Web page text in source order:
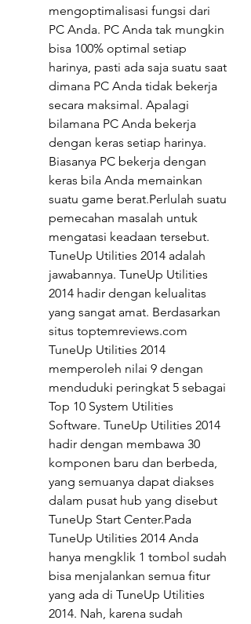
mengoptimalisasi fungsi dari
PC Anda. PC Anda tak mungkin
bisa 100% optimal setiap
harinya, pasti ada saja suatu saat
dimana PC Anda tidak bekerja
secara maksimal. Apalagi
bilamana PC Anda bekerja
dengan keras setiap harinya.
Biasanya PC bekerja dengan
keras bila Anda memainkan
suatu game berat.Perlulah suatu
pemecahan masalah untuk
mengatasi keadaan tersebut.
TuneUp Utilities 2014 adalah
jawabannya. TuneUp Utilities
2014 hadir dengan kelualitas
yang sangat amat. Berdasarkan
situs toptemreviews.com
TuneUp Utilities 2014
memperoleh nilai 9 dengan
menduduki peringkat 5 sebagai
Top 10 System Utilities
Software. TuneUp Utilities 2014
hadir dengan membawa 30
komponen baru dan berbeda,
yang semuanya dapat diakses
dalam pusat hub yang disebut
TuneUp Start Center.Pada
TuneUp Utilities 2014 Anda
hanya mengklik 1 tombol sudah
bisa menjalankan semua fitur
yang ada di TuneUp Utilities
2014. Nah, karena sudah